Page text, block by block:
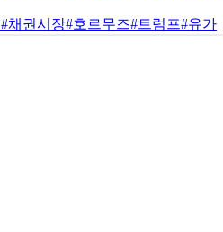
#채권시장#호르무즈#트럼프#유가